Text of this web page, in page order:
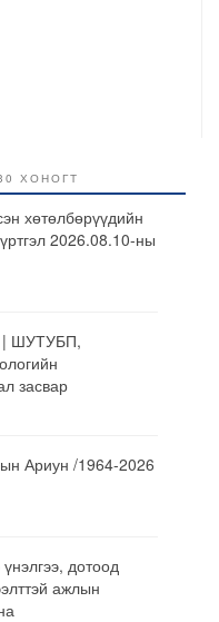
ХОНОГТ
хөтөлбөрүүдийн
2026.08.10-ны
| ШУТУБП,
засвар
Ариун /1964-2026
дотоод
ажлын